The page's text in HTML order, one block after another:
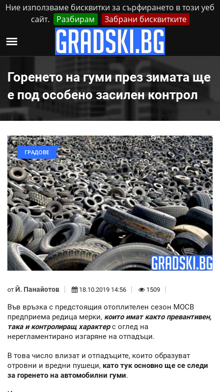
Ние използваме бисквитки за сърфирането в този уеб
сайт.
Разбирам Забрани бисквитките
Четвъртък, 6 Август, 2026 Реклама Контакти
Горенето на гуми през зимата ще
е под особено засилен контрол
ГРАДОВЕ
от Й. Панайотов 18.10.2019 14:56 1509
Във връзка с предстоящия отоплителен сезон МОСВ
предприема редица мерки, които имат както превантивен,
така и контролиращ характерс оглед на
нерегламентирано изгаряне на отпадъци.
В това число влизат и отпадъците, които образуват
отровни и вредни пушеци, като тук основно ще се следи
за горенето на автомобилни гуми.